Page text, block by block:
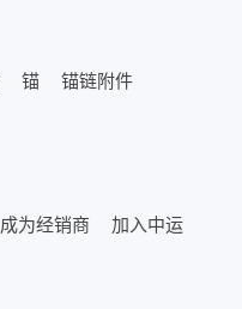
锚
锚链附件
成为经销商 加入中运